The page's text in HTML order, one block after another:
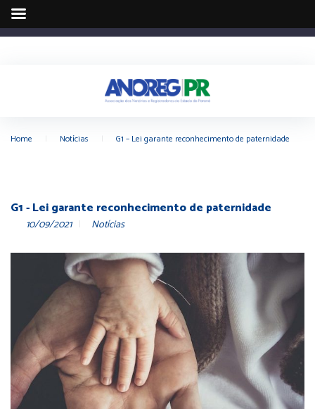
Home Notícias G1 – Lei garante reconhecimento de paternidade
G1 - Lei garante reconhecimento de paternidade
10/09/2021 Notícias